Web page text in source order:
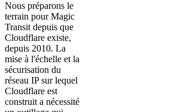
Nous préparons le
terrain pour Magic
Transit depuis que
Cloudflare existe,
depuis 2010. La
mise à l'échelle et la
sécurisation du
réseau IP sur lequel
Cloudflare est
construit a nécessité